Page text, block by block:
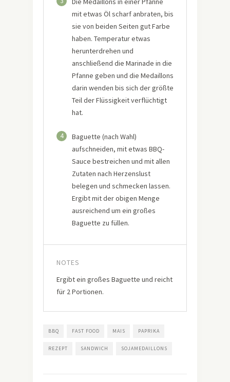
mit etwas Öl scharf anbraten, bis
sie von beiden Seiten gut Farbe
haben. Temperatur etwas
herunterdrehen und
anschließend die Marinade in die
Pfanne geben und die Medaillons
darin wenden bis sich der größte
Teil der Flüssigkeit verflüchtigt
hat.
4
Baguette (nach Wahl)
aufschneiden, mit etwas BBQ-
Sauce bestreichen und mit allen
Zutaten nach Herzenslust
belegen und schmecken lassen.
Ergibt mit der obigen Menge
ausreichend um ein großes
Baguette zu füllen.
NOTES
Ergibt ein großes Baguette und reicht
für 2 Portionen.
BBQ FAST FOOD MAIS PAPRIKA
REZEPT SANDWICH SOJAMEDAILLONS